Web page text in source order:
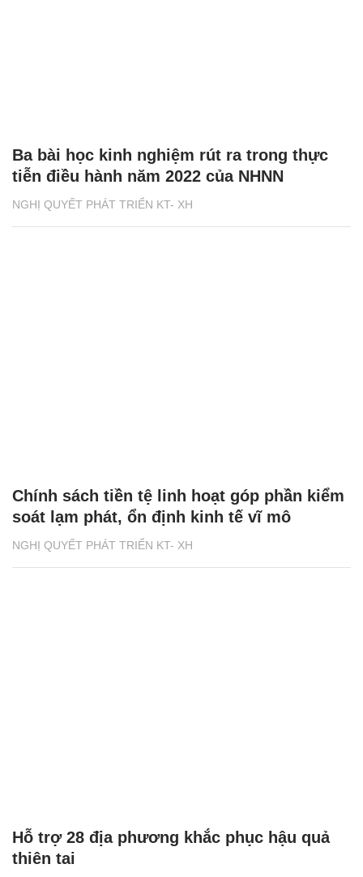
NGHỊ QUYẾT PHÁT TRIỂN KT- XH
Ba bài học kinh nghiệm rút ra trong thực
tiễn điều hành năm 2022 của NHNN
NGHỊ QUYẾT PHÁT TRIỂN KT- XH
Chính sách tiền tệ linh hoạt góp phần kiểm
soát lạm phát, ổn định kinh tế vĩ mô
Hỗ trợ 28 địa phương khắc phục hậu quả
thiên tai